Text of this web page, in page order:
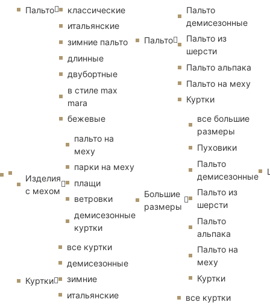
Пальто
классические
итальянские
зимние пальто
длинные
двубортные
в стиле max
mara
бежевые
Изделия
с мехом
пальто на
меху
парки на меху
плащи
ветровки
демисезонные
куртки
Куртки
все куртки
демисезонные
зимние
итальянские
Пальто
Пальто
демисезонные
Пальто из
шерсти
Пальто альпака
Пальто на меху
Куртки
Большие
размеры
все большие
размеры
Пуховики
Пальто
демисезонные
Пальто из
шерсти
Пальто
альпака
Пальто на
меху
Куртки
все куртки